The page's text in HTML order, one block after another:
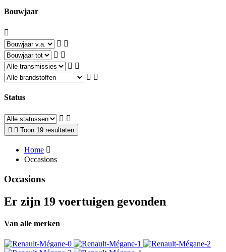
Bouwjaar
Status
Toon 19 resultaten
Home
Occasions
Occasions
Er zijn 19 voertuigen gevonden
Van alle merken